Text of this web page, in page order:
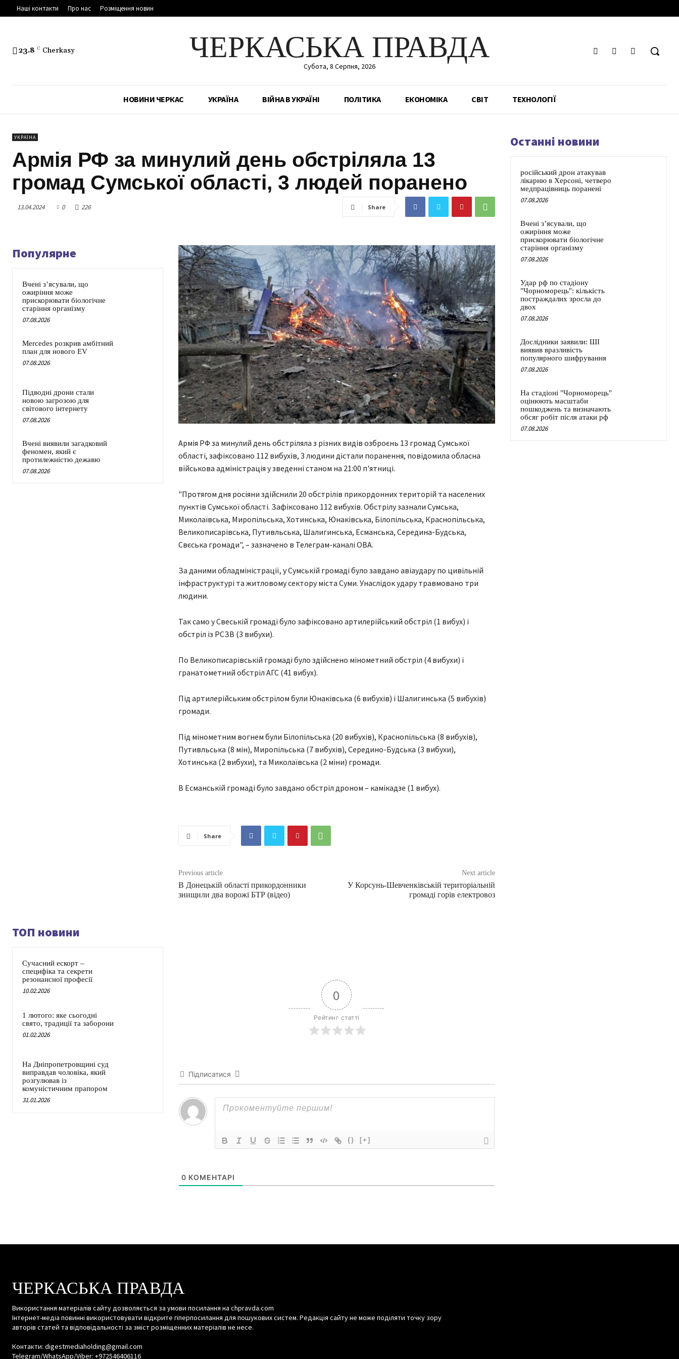
Наші контакти Про нас Розміщення новин
23.8 C Cherkasy ЧЕРКАСЬКА ПРАВДА
Субота, 8 Серпня, 2026
НОВИНИ ЧЕРКАС УКРАЇНА ВІЙНА В УКРАЇНІ ПОЛІТИКА ЕКОНОМІКА СВІТ ТЕХНОЛОГІЇ
УКРАЇНА
Армія РФ за минулий день обстріляла 13
громад Сумської області, 3 людей поранено
13.04.2024 0 226 Share
Популярне
Вчені з’ясували, що
ожиріння може
прискорювати біологічне
старіння організму
07.08.2026
Mercedes розкрив амбітний
план для нового EV
07.08.2026
Підводні дрони стали
новою загрозою для
світового інтернету
07.08.2026
Вчені виявили загадковий
феномен, який є
протилежністю дежавю
07.08.2026
Армія РФ за минулий день обстріляла з різних видів озброєнь 13 громад Сумської
області, зафіксовано 112 вибухів, 3 людини дістали поранення, повідомила обласна
військова адміністрація у зведенні станом на 21:00 п'ятниці.
"Протягом дня росіяни здійснили 20 обстрілів прикордонних територій та населених
пунктів Сумської області. Зафіксовано 112 вибухів. Обстрілу зазнали Сумська,
Миколаївська, Миропільська, Хотинська, Юнаківська, Білопільська, Краснопільська,
Великописарівська, Путивльська, Шалигинська, Есманська, Середина-Будська,
Свєська громади", – зазначено в Телеграм-каналі ОВА.
За даними обладміністрації, у Сумській громаді було завдано авіаудару по цивільній
інфраструктурі та житловому сектору міста Суми. Унаслідок удару травмовано три
людини.
Так само у Свеській громаді було зафіксовано артилерійський обстріл (1 вибух) і
обстріл із РСЗВ (3 вибухи).
По Великописарівській громаді було здійснено мінометний обстріл (4 вибухи) і
гранатометний обстріл АГС (41 вибух).
Під артилерійським обстрілом були Юнаківська (6 вибухів) і Шалигинська (5 вибухів)
громади.
Під мінометним вогнем були Білопільська (20 вибухів), Краснопільська (8 вибухів),
Путивльська (8 мін), Миропільська (7 вибухів), Середино-Будська (3 вибухи),
Хотинська (2 вибухи), та Миколаївська (2 міни) громади.
В Есманській громаді було завдано обстріл дроном – камікадзе (1 вибух).
Share
Previous article
В Донецькій області прикордонники
знищили два ворожі БТР (відео)
Next article
У Корсунь-Шевченківській територіальній
громаді горів електровоз
ТОП новини
Сучасний ескорт –
специфіка та секрети
резонансної професії
10.02.2026
1 лютого: яке сьогодні
свято, традиції та заборони
01.02.2026
На Дніпропетровщині суд
виправдав чоловіка, який
розгулював із
комуністичним прапором
31.01.2026
0
Рейтинг статті
Підписатися
{} [+]
0 КОМЕНТАРІ
Останні новини
російський дрон атакував
лікарню в Херсоні, четверо
медпрацівниць поранені
07.08.2026
Вчені з’ясували, що
ожиріння може
прискорювати біологічне
старіння організму
07.08.2026
Удар рф по стадіону
"Чорноморець": кількість
постраждалих зросла до
двох
07.08.2026
Дослідники заявили: ШІ
виявив вразливість
популярного шифрування
07.08.2026
На стадіоні "Чорноморець"
оцінюють масштаби
пошкоджень та визначають
обсяг робіт після атаки рф
07.08.2026
ЧЕРКАСЬКА ПРАВДА
Використання матеріалів сайту дозволяється за умови посилання на chpravda.com
Інтернет-медіа повинні використовувати відкрите гіперпосилання для пошукових систем. Редакція сайту не може поділяти точку зору
авторів статей та відповідальності за зміст розміщенних матеріалів не несе.
Контакти: digestmediaholding@gmail.com
Telegram/WhatsApp/Viber: +972546406116